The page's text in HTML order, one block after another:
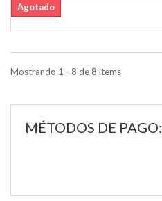
Agotado
Mostrando 1 - 8 de 8 items
MÉTODOS DE PAGO: